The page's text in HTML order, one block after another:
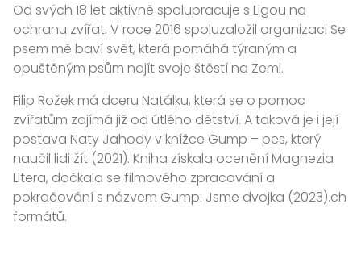
Od svých 18 let aktivně spolupracuje s Ligou na
ochranu zvířat. V roce 2016 spoluzaložil organizaci Se
psem mě baví svět, která pomáhá týraným a
opuštěným psům najít svoje štěstí na Zemi.
Filip Rožek má dceru Natálku, která se o pomoc
zvířatům zajímá již od útlého dětství. A taková je i její
postava Naty Jahody v knížce Gump – pes, který
naučil lidi žít (2021). Kniha získala ocenění Magnezia
Litera, dočkala se filmového zpracování a
pokračování s názvem Gump: Jsme dvojka (2023).ch
formátů.